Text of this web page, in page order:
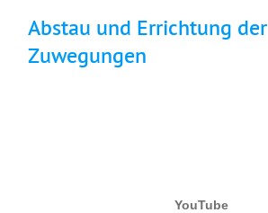
Abstau und Errichtung der
Zuwegungen